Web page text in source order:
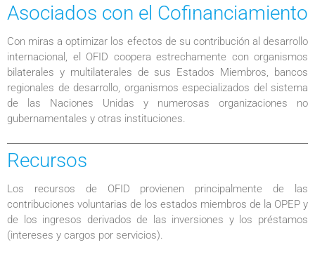
Asociados con el Cofinanciamiento
Con miras a optimizar los efectos de su contribución al desarrollo
internacional, el OFID coopera estrechamente con organismos
bilaterales y multilaterales de sus Estados Miembros, bancos
regionales de desarrollo, organismos especializados del sistema
de las Naciones Unidas y numerosas organizaciones no
gubernamentales y otras instituciones.
Recursos
Los recursos de OFID provienen principalmente de las
contribuciones voluntarias de los estados miembros de la OPEP y
de los ingresos derivados de las inversiones y los préstamos
(intereses y cargos por servicios).